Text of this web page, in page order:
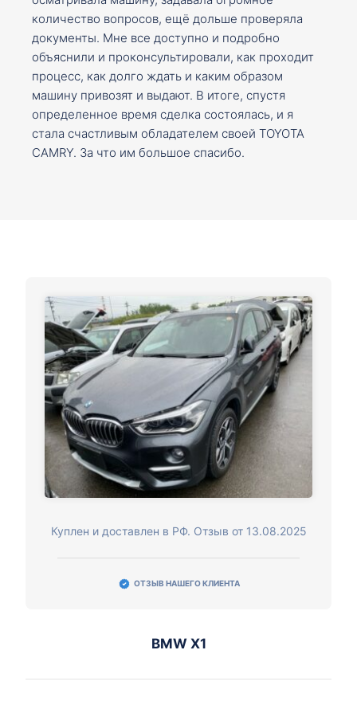
количество вопросов, ещё дольше проверяла
документы. Мне все доступно и подробно
объяснили и проконсультировали, как проходит
процесс, как долго ждать и каким образом
машину привозят и выдают. В итоге, спустя
определенное время сделка состоялась, и я
стала счастливым обладателем своей TOYOTA
CAMRY. За что им большое спасибо.
Куплен и доставлен в РФ. Отзыв от 13.08.2025
ОТЗЫВ НАШЕГО КЛИЕНТА
BMW X1